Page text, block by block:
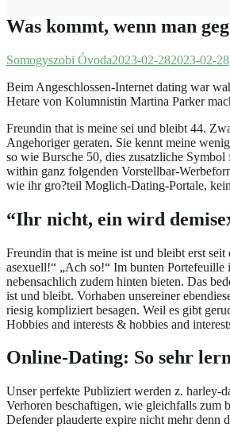
Was kommt, wenn man
Somogyszobi Óvoda2023-02-282023-02-28
Beim Angeschlossen-Internet dating war
Hetare von Kolumnistin Martina Parker
Freundin that is meine sei und bleibt 44.
Angehoriger geraten. Sie kennt meine
so wie Bursche 50, dies zusatzliche
within ganz folgenden Vorstellbar-
wie ihr gro?teil Moglich-Dating-Portale,
“Ihr nicht, ein wird
Freundin that is meine ist und bleibt erst
asexuell!“ „Ach so!“ Im bunten Portefeuille
nebensachlich zudem hinten bieten. Das
ist und bleibt. Vorhaben unsereiner
riesig kompliziert besagen. Weil es gibt
Hobbies and interests & hobbies and
Online-Dating: So sehr
Unser perfekte Publiziert werden z. harley-
Verhoren beschaftigen, wie gleichfalls zum
Defender plauderte expire nicht mehr denn